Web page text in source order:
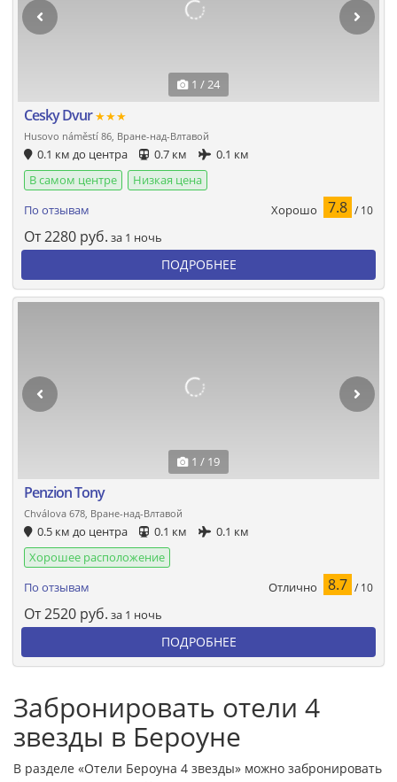
1 / 24
Cesky Dvur★★★
Husovo náměstí 86, Вране-над-Влтавой
0.1 км до центра 0.7 км
0.1 км
В самом центре
Низкая цена
По отзывам
Хорошо 7.8 / 10
От2280 руб. за 1 ночь
ПОДРОБНЕЕ
1 / 19
Penzion Tony
Chválova 678, Вране-над-Влтавой
0.5 км до центра 0.1 км
0.1 км
Хорошее расположение
По отзывам
Отлично 8.7 / 10
От2520 руб. за 1 ночь
ПОДРОБНЕЕ
Забронировать отели 4
звезды в Бероуне
В разделе «Отели Бероуна 4 звезды» можно забронировать